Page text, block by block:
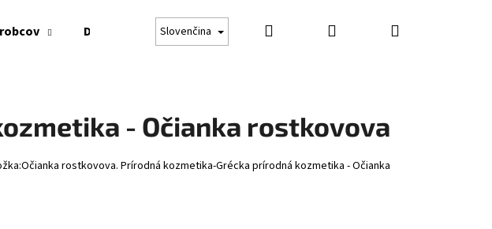
Doplnky Darčekové poukážky Opaľovanie
Slovenčina Hľadať PrihlásenieNákupný
- Očianka rostkovova
rostkovova. Prírodná kozmetika-Grécka prírodná kozmetika - Očianka